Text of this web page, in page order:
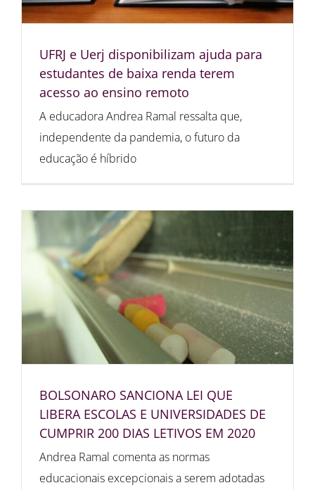
UFRJ e Uerj disponibilizam ajuda para
estudantes de baixa renda terem
acesso ao ensino remoto
A educadora Andrea Ramal ressalta que,
independente da pandemia, o futuro da
educação é híbrido
BOLSONARO SANCIONA LEI QUE
LIBERA ESCOLAS E UNIVERSIDADES DE
CUMPRIR 200 DIAS LETIVOS EM 2020
Andrea Ramal comenta as normas
educacionais excepcionais a serem adotadas